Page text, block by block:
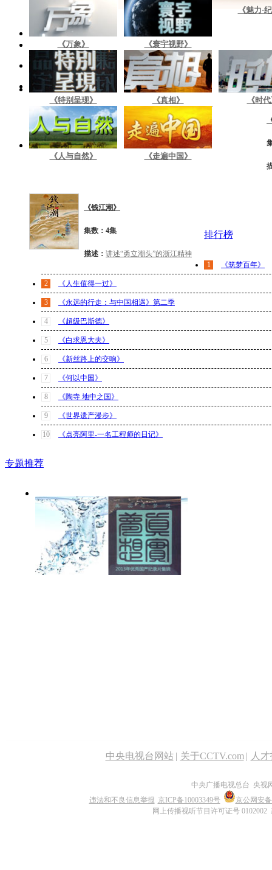
《万象》 《寰宇视野》
《魅力·
《特别呈现》 《真相》 《时
《人与自然》 《走遍中国》
《钱江潮》
集数：4集
描述： 讲述“勇立潮头”的浙江精神
排行榜
1 《筑梦百年》
2 《人生值得一过》
3 《永远的行走：与中国相遇》第二季
4 《超级巴斯德》
5 《白求恩大夫》
6 《新丝路上的交响》
7 《何以中国》
8 《陶寺 地中之国》
9 《世界遗产漫步》
10 《点亮阿里-一名工程师的日记》
专题推荐
中央电视台网站 | 关于CCTV.com | 人
中央广播电视总台 央视
违法和不良信息举报 京ICP备10003349号
京公网安备
网上传播视听节目许可证号 0102002